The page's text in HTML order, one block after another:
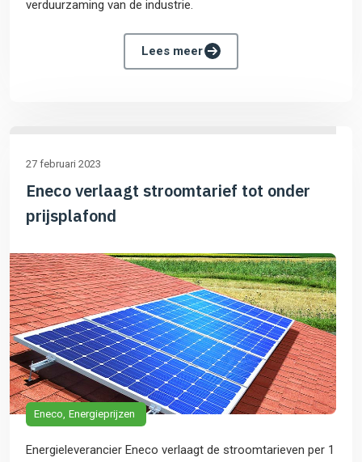
verduurzaming van de industrie.
Lees meer
27 februari 2023
Eneco verlaagt stroomtarief tot onder
prijsplafond
Eneco Energieprijzen
Energieleverancier Eneco verlaagt de stroomtarieven per 1